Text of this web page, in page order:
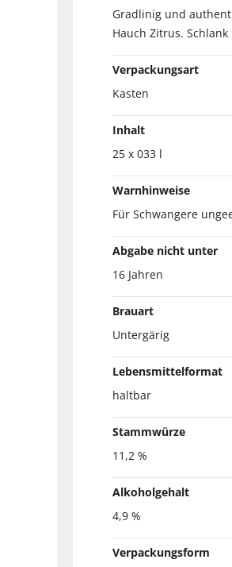
Gradlinig und
Hauch Zitrus.
Verpackungsart
Kasten
Inhalt
25 x 033 l
Warnhinweise
Für Schwangere
Abgabe nicht unter
16 Jahren
Brauart
Untergärig
Lebensmittelformat
haltbar
Stammwürze
11,2 %
Alkoholgehalt
4,9 %
Verpackungsform